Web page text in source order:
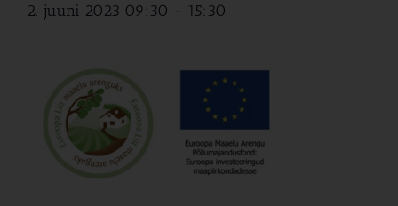
2. juuni 2023 09:30 - 15:30